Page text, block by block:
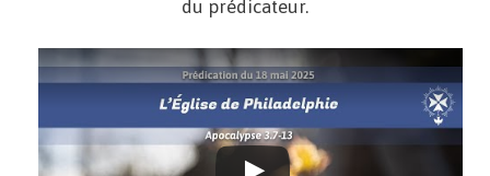
du prédicateur.